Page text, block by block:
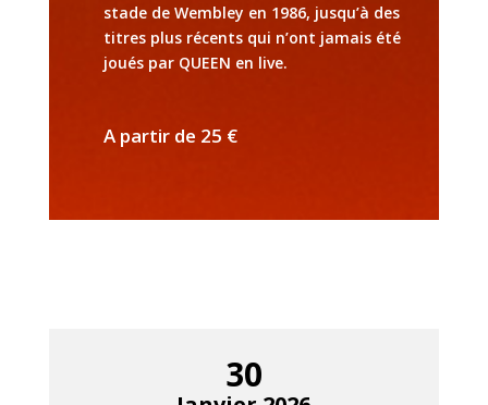
stade de Wembley en 1986, jusqu’à des
titres plus récents qui n’ont jamais été
joués par QUEEN en live.
A partir de 25 €
30